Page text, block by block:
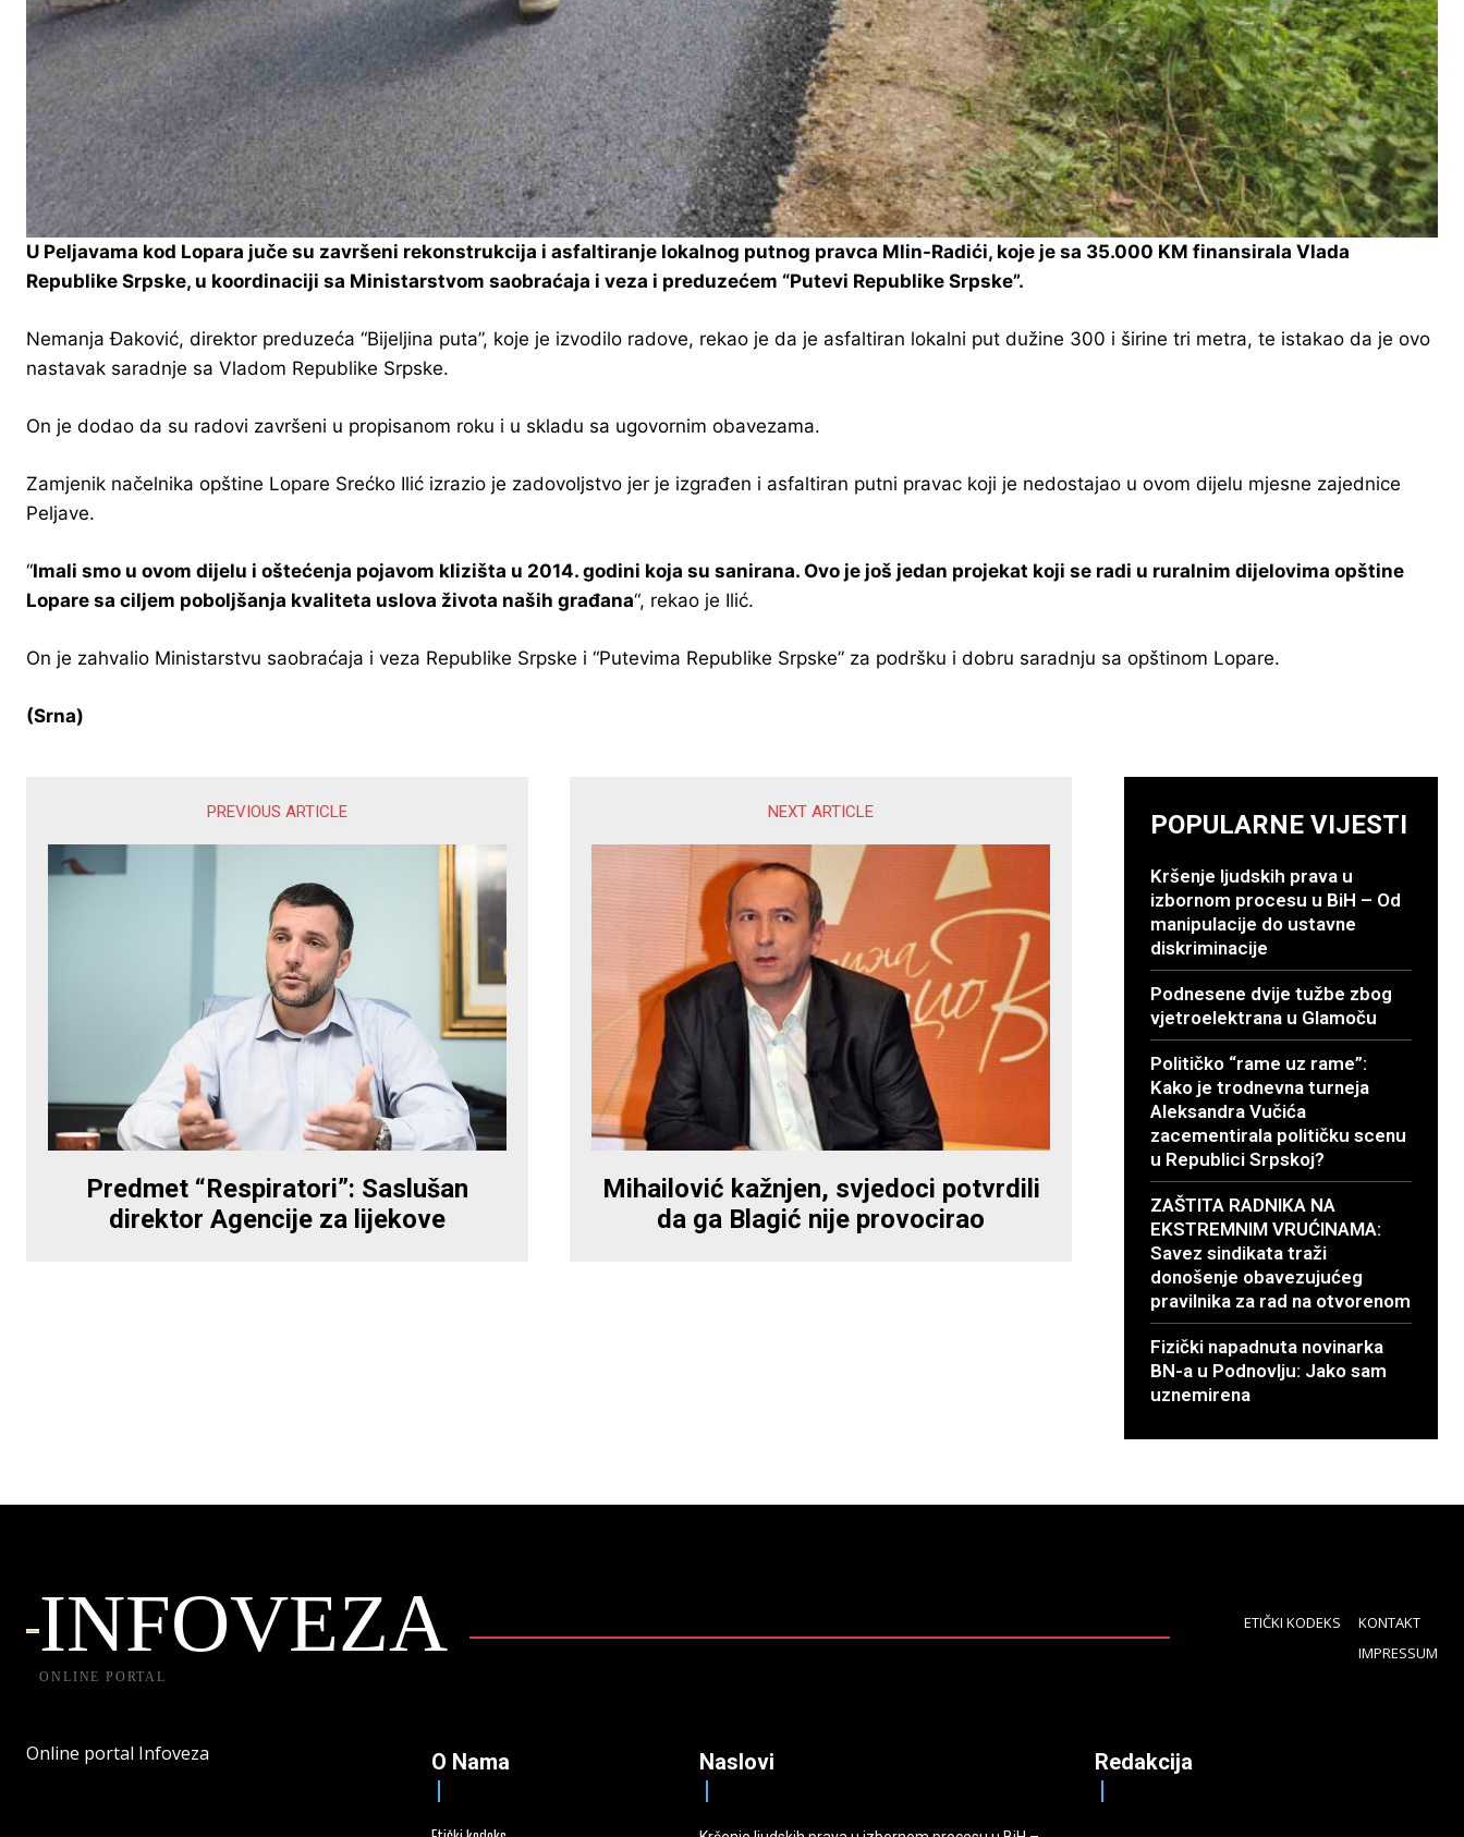
U Peljavama kod Lopara juče su završeni rekonstrukcija i asfaltiranje lokalnog putnog pravca Mlin-Radići, koje je sa 35.000 KM finansirala Vlada
Republike Srpske, u koordinaciji sa Ministarstvom saobraćaja i veza i preduzećem “Putevi Republike Srpske”.
Nemanja Đaković, direktor preduzeća “Bijeljina puta”, koje je izvodilo radove, rekao je da je asfaltiran lokalni put dužine 300 i širine tri metra, te istakao da je ovo
nastavak saradnje sa Vladom Republike Srpske.
On je dodao da su radovi završeni u propisanom roku i u skladu sa ugovornim obavezama.
Zamjenik načelnika opštine Lopare Srećko Ilić izrazio je zadovoljstvo jer je izgrađen i asfaltiran putni pravac koji je nedostajao u ovom dijelu mjesne zajednice
Peljave.
“Imali smo u ovom dijelu i oštećenja pojavom klizišta u 2014. godini koja su sanirana. Ovo je još jedan projekat koji se radi u ruralnim dijelovima opštine
Lopare sa ciljem poboljšanja kvaliteta uslova života naših građana“, rekao je Ilić.
On je zahvalio Ministarstvu saobraćaja i veza Republike Srpske i “Putevima Republike Srpske” za podršku i dobru saradnju sa opštinom Lopare.
(Srna)
PREVIOUS ARTICLE
Predmet “Respiratori”: Saslušan
direktor Agencije za lijekove
NEXT ARTICLE
Mihailović kažnjen, svjedoci potvrdili
da ga Blagić nije provocirao
POPULARNE VIJESTI
Kršenje ljudskih prava u
izbornom procesu u BiH – Od
manipulacije do ustavne
diskriminacije
Podnesene dvije tužbe zbog
vjetroelektrana u Glamoču
Političko “rame uz rame”:
Kako je trodnevna turneja
Aleksandra Vučića
zacementirala političku scenu
u Republici Srpskoj?
ZAŠTITA RADNIKA NA
EKSTREMNIM VRUĆINAMA:
Savez sindikata traži
donošenje obavezujućeg
pravilnika za rad na otvorenom
Fizički napadnuta novinarka
BN-a u Podnovlju: Jako sam
uznemirena
INFOVEZA
ONLINE PORTAL
ETIČKI KODEKS
KONTAKT
IMPRESSUM
Online portal Infoveza O Nama Naslovi Redakcija